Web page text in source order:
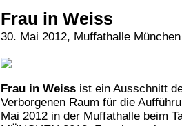
Frau in Weiss
30. Mai 2012, Muffathalle
Frau in Weiss ist ein Ausschnitt
Verborgenen Raum für die
Mai 2012 in der Muffathalle beim